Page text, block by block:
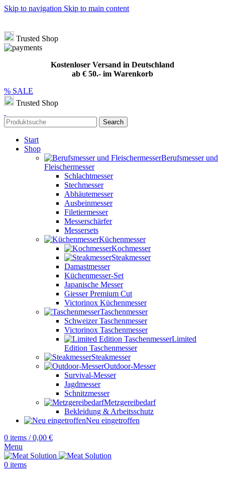
Skip to navigation Skip to main content
Trusted Shop
Kostenloser Versand in Deutschland
ab € 50.- im Warenkorb
% SALE
Trusted Shop
Search
Start
Shop
Berufsmesser und
Fleischermesser
Schlachtmesser
Stechmesser
Abhäutemesser
Ausbeinmesser
Filetiermesser
Messerschärfer
Messersets
Küchenmesser
Kochmesser
Steakmesser
Damastmesser
Küchenmesser-Set
Japanische Messer
Giesser Premium Cut
Victorinox Küchenmesser
Taschenmesser
Schweizer Taschenmesser
Victorinox Taschenmesser
Limited
Edition Taschenmesser
Steakmesser
Outdoor-Messer
Survival-Messer
Jagdmesser
Schnitzmesser
Metzgereibedarf
Bekleidung & Arbeitsschutz
Neu eingetroffen
0 items / 0,00 €
Menu
0 items